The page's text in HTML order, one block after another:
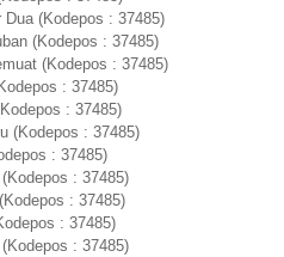
(Kodepos : 37485)
(Kodepos : 37485)
(Kodepos : 37485)
: 37485)
: 37485)
(Kodepos : 37485)
: 37485)
: 37485)
: 37485)
: 37485)
: 37485)